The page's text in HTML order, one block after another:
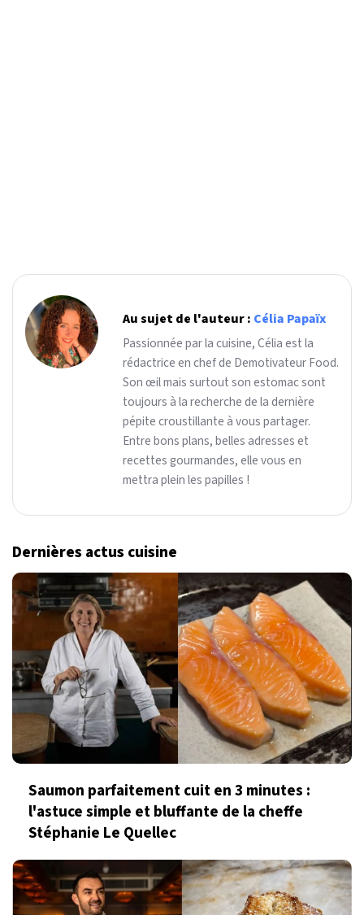
Au sujet de l'auteur : Célia Papaïx
Passionnée par la cuisine, Célia est la
rédactrice en chef de Demotivateur Food.
Son œil mais surtout son estomac sont
toujours à la recherche de la dernière
pépite croustillante à vous partager.
Entre bons plans, belles adresses et
recettes gourmandes, elle vous en
mettra plein les papilles !
Dernières actus cuisine
Saumon parfaitement cuit en 3 minutes :
l'astuce simple et bluffante de la cheffe
Stéphanie Le Quellec